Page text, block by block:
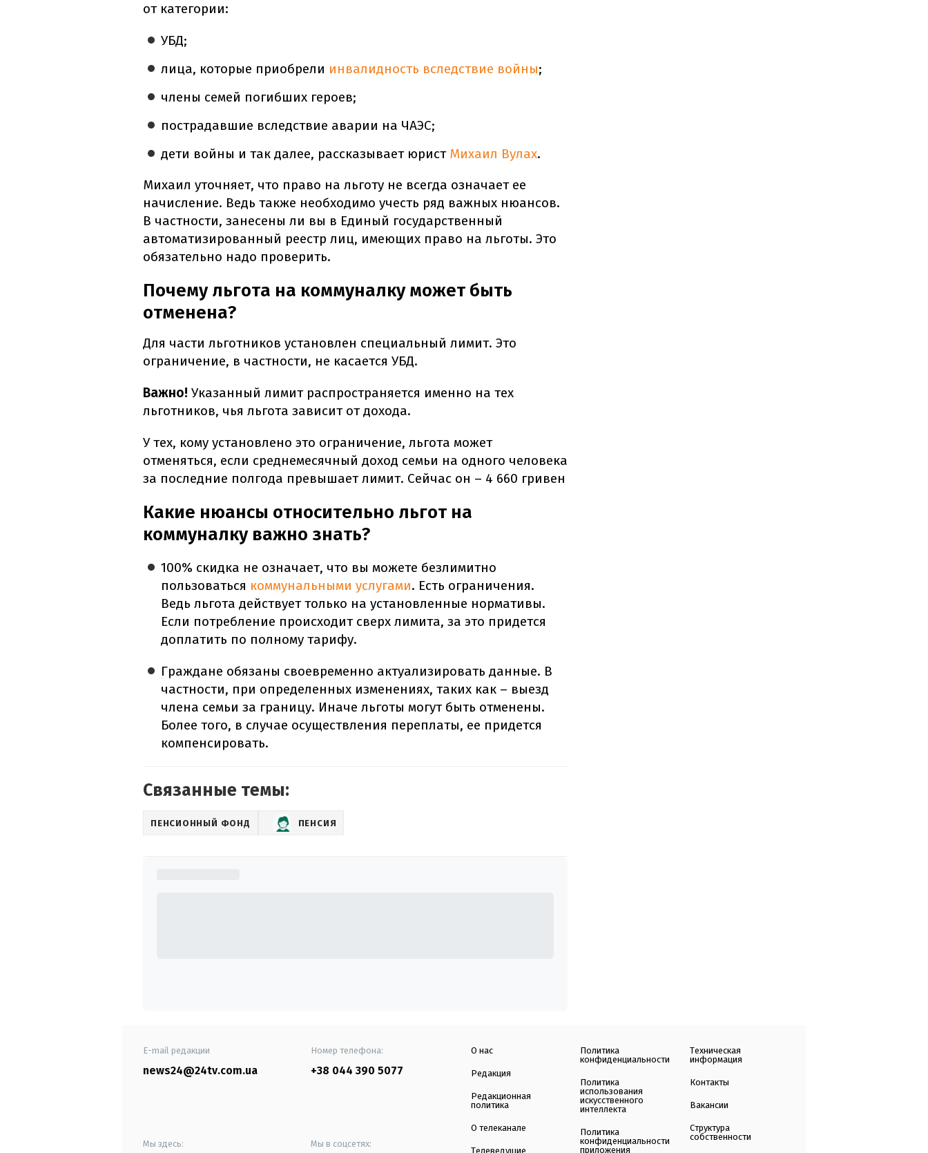
от категории:
УБД;
лица, которые приобрели инвалидность вследствие войны;
члены семей погибших героев;
пострадавшие вследствие аварии на ЧАЭС;
дети войны и так далее, рассказывает юрист Михаил Вулах.
Михаил уточняет, что право на льготу не всегда означает ее
начисление. Ведь также необходимо учесть ряд важных нюансов.
В частности, занесены ли вы в Единый государственный
автоматизированный реестр лиц, имеющих право на льготы. Это
обязательно надо проверить.
Почему льгота на коммуналку может быть
отменена?
Для части льготников установлен специальный лимит. Это
ограничение, в частности, не касается УБД.
Важно! Указанный лимит распространяется именно на тех
льготников, чья льгота зависит от дохода.
У тех, кому установлено это ограничение, льгота может
отменяться, если среднемесячный доход семьи на одного человека
за последние полгода превышает лимит. Сейчас он – 4 660 гривен
Какие нюансы относительно льгот на
коммуналку важно знать?
100% скидка не означает, что вы можете безлимитно
пользоваться коммунальными услугами. Есть ограничения.
Ведь льгота действует только на установленные нормативы.
Если потребление происходит сверх лимита, за это придется
доплатить по полному тарифу.
Граждане обязаны своевременно актуализировать данные. В
частности, при определенных изменениях, таких как – выезд
члена семьи за границу. Иначе льготы могут быть отменены.
Более того, в случае осуществления переплаты, ее придется
компенсировать.
Связанные темы:
ПЕНСИОННЫЙ ФОНД ПЕНСИЯ
E-mail редакции
news24@24tv.com.ua
Номер телефона:
+38 044 390 5077
Мы здесь: Мы в соцсетях:
О нас
Редакция
Редакционная
политика
О телеканале
Телеведущие
Политика
конфиденциальности
Политика
использования
искусственного
интеллекта
Политика
конфиденциальности
приложения
Техническая
информация
Контакты
Вакансии
Структура
собственности